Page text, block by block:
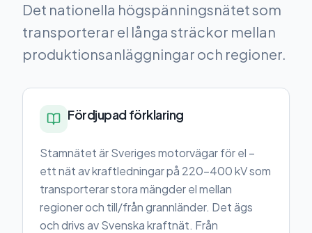
Det nationella högspänningsnätet som
transporterar el långa sträckor mellan
produktionsanläggningar och regioner.
Fördjupad förklaring
Stamnätet är Sveriges motorvägar för el –
ett nät av kraftledningar på 220-400 kV som
transporterar stora mängder el mellan
regioner och till/från grannländer. Det ägs
och drivs av Svenska kraftnät. Från